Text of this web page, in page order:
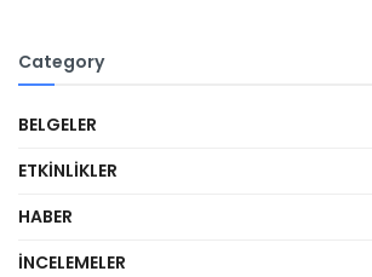
Category
BELGELER
ETKINLIKLER
HABER
İNCELEMELER